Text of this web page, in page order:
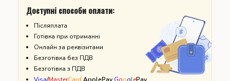
Доступні способи оплати:
Післяплата
Готівка при отриманні
Онлайн за реквізитами
Безготівка без ПДВ
Безготівка з ПДВ